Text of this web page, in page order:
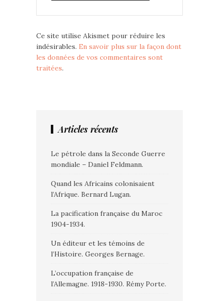
Ce site utilise Akismet pour réduire les
indésirables. En savoir plus sur la façon dont
les données de vos commentaires sont
traitées.
Articles récents
Le pétrole dans la Seconde Guerre
mondiale – Daniel Feldmann.
Quand les Africains colonisaient
l’Afrique. Bernard Lugan.
La pacification française du Maroc
1904-1934.
Un éditeur et les témoins de
l’Histoire. Georges Bernage.
L’occupation française de
l’Allemagne. 1918-1930. Rémy Porte.